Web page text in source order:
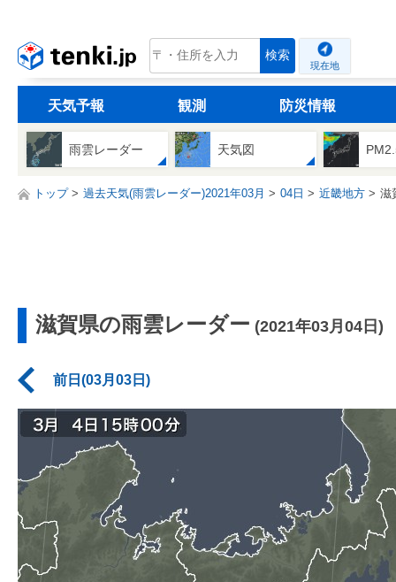
tenki.jp 検索
現在地
天気予報 観測 防災情報
雨雲レーダー 天気図
トップ 過去天気(雨雲レーダー)2021年03月 04日 近畿地方 滋
滋賀県の雨雲レーダー (2021年03月04日)
前日(03月03日)